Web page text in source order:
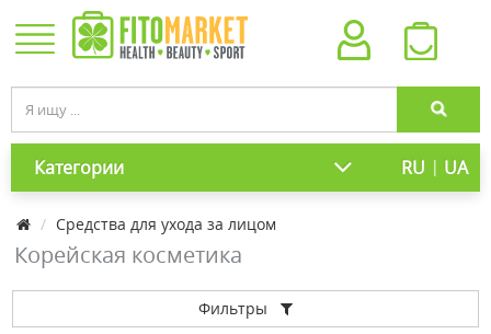
Категории RU | UA
Средства для ухода за лицом
Корейская косметика
Фильтры